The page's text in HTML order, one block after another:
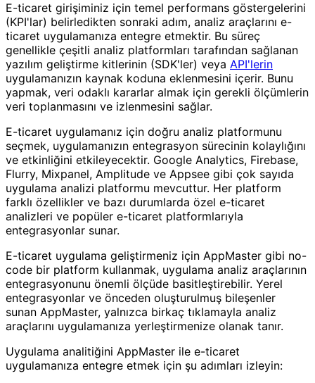
E-ticaret girişiminiz için temel performans göstergelerini
(KPI'lar) belirledikten sonraki adım, analiz araçlarını e-
ticaret uygulamanıza entegre etmektir. Bu süreç
genellikle çeşitli analiz platformları tarafından sağlanan
yazılım geliştirme kitlerinin (SDK'ler) veya API'lerin
uygulamanızın kaynak koduna eklenmesini içerir. Bunu
yapmak, veri odaklı kararlar almak için gerekli ölçümlerin
veri toplanmasını ve izlenmesini sağlar.
E-ticaret uygulamanız için doğru analiz platformunu
seçmek, uygulamanızın entegrasyon sürecinin kolaylığını
ve etkinliğini etkileyecektir. Google Analytics, Firebase,
Flurry, Mixpanel, Amplitude ve Appsee gibi çok sayıda
uygulama analizi platformu mevcuttur. Her platform
farklı özellikler ve bazı durumlarda özel e-ticaret
analizleri ve popüler e-ticaret platformlarıyla
entegrasyonlar sunar.
E-ticaret uygulama geliştirmeniz için AppMaster gibi no-
code bir platform kullanmak, uygulama analiz araçlarının
entegrasyonunu önemli ölçüde basitleştirebilir. Yerel
entegrasyonlar ve önceden oluşturulmuş bileşenler
sunan AppMaster, yalnızca birkaç tıklamayla analiz
araçlarını uygulamanıza yerleştirmenize olanak tanır.
Uygulama analitiğini AppMaster ile e-ticaret
uygulamanıza entegre etmek için şu adımları izleyin: